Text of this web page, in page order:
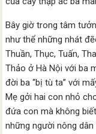
Bây giờ trong tâm
như thể những nhát
Thuần, Thục, Tuấn,
Thảo ở Hà Nội với ba
đời ba “bị tù ta” với
Mẹ gởi hai con nhỏ
đứa con mà không
những người nông